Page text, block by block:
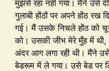
मुझसे रहा नहीं गया। मैंने उसे
गुलाबी होंठों पर अपने होंठ रख
गई। मैं उसके निचले होंठ को
को। उसकी जीभ मेरे मुँह में थी,
अंदर आग लगा रही थी। मैंने
बेडरूम में ले गया। उसे बेड पर